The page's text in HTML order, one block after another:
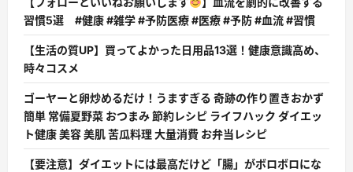
習慣5選 #健康 #雑学 #予防医療 #医療 #予防 #血流 #習慣
【生活の質UP】買ってよかった日用品13選！健康意識高め、
時々コスメ
ゴーヤーと卵炒めるだけ！うますぎる 奇跡の作り置きおかず
簡単 常備夏野菜 おつまみ 節約レシピ ライフハック ダイエッ
ト健康 美容 美肌 苦瓜料理 大量消費 お弁当レシピ
【要注意】ダイエットには最高だけど「腸」がボロボロにな